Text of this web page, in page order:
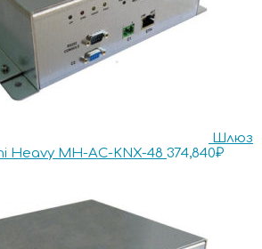
Шлюз
Heavy MH-AC-KNX-48 374,840₽